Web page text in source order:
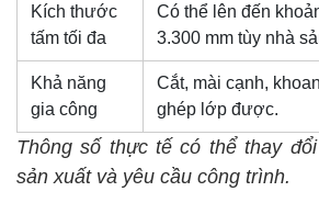
Kích thước
tấm tối đa
Có thể lên đến
3.300 mm tùy nhà
Khả năng
gia công
Cắt, mài cạnh,
ghép lớp được.
Thông số thực tế có thể thay
sản xuất và yêu cầu công trình.